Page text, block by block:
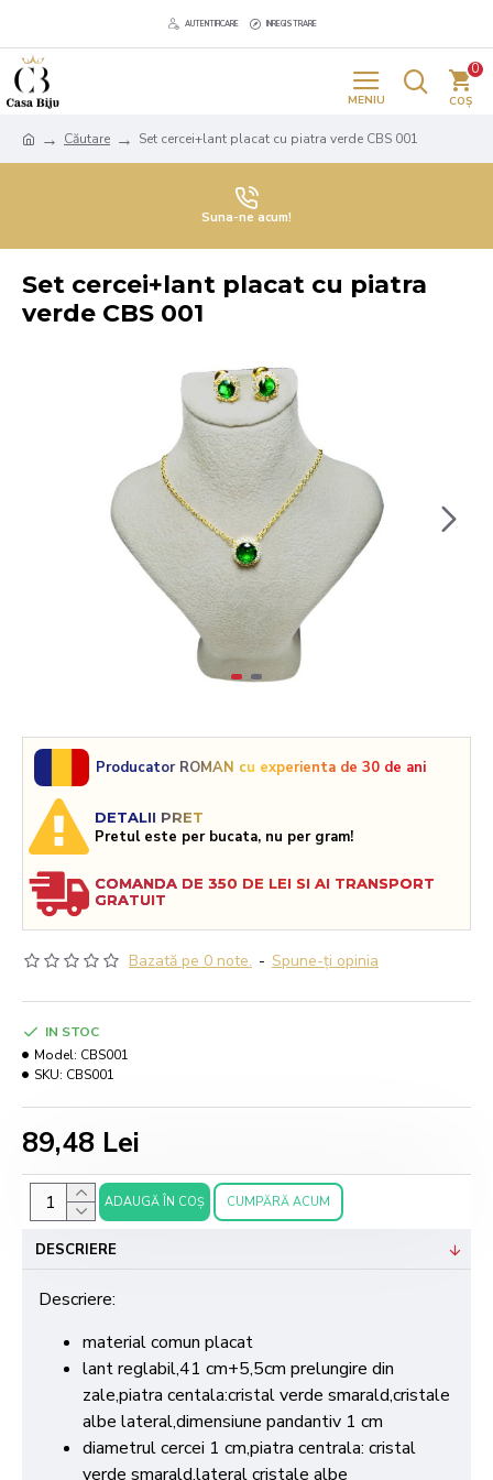
AUTENTIFICARE INREGISTRARE
0
Căutare Set cercei+lant placat cu piatra verde CBS 001
Suna-ne acum!
Set cercei+lant placat cu piatra
verde CBS 001
Producator ROMAN cu experienta de 30 de ani
DETALII PRET
Pretul este per bucata, nu per gram!
COMANDA DE 350 DE LEI SI AI TRANSPORT
GRATUIT
Bazată pe 0 note. - Spune-ţi opinia
89,48 Lei
IN STOC
Model: CBS001
SKU: CBS001
ADAUGĂ ÎN COŞ CUMPĂRĂ ACUM
DESCRIERE
Descriere:
material comun placat
lant reglabil,41 cm+5,5cm prelungire din
zale,piatra centala:cristal verde smarald,cristale
albe lateral,dimensiune pandantiv 1 cm
diametrul cercei 1 cm,piatra centrala: cristal
verde smarald,lateral cristale albe